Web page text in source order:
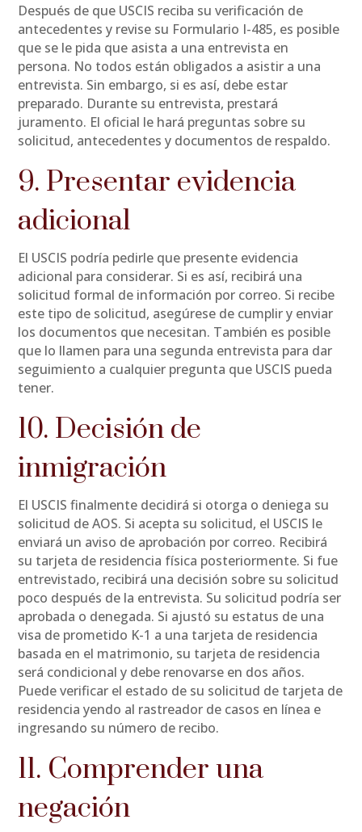
Después de que USCIS reciba su verificación de
antecedentes y revise su Formulario I-485, es posible
que se le pida que asista a una entrevista en
persona. No todos están obligados a asistir a una
entrevista. Sin embargo, si es así, debe estar
preparado. Durante su entrevista, prestará
juramento. El oficial le hará preguntas sobre su
solicitud, antecedentes y documentos de respaldo.
9. Presentar evidencia
adicional
El USCIS podría pedirle que presente evidencia
adicional para considerar. Si es así, recibirá una
solicitud formal de información por correo. Si recibe
este tipo de solicitud, asegúrese de cumplir y enviar
los documentos que necesitan. También es posible
que lo llamen para una segunda entrevista para dar
seguimiento a cualquier pregunta que USCIS pueda
tener.
10. Decisión de
inmigración
El USCIS finalmente decidirá si otorga o deniega su
solicitud de AOS. Si acepta su solicitud, el USCIS le
enviará un aviso de aprobación por correo. Recibirá
su tarjeta de residencia física posteriormente. Si fue
entrevistado, recibirá una decisión sobre su solicitud
poco después de la entrevista. Su solicitud podría ser
aprobada o denegada. Si ajustó su estatus de una
visa de prometido K-1 a una tarjeta de residencia
basada en el matrimonio, su tarjeta de residencia
será condicional y debe renovarse en dos años.
Puede verificar el estado de su solicitud de tarjeta de
residencia yendo al rastreador de casos en línea e
ingresando su número de recibo.
11. Comprender una
negación